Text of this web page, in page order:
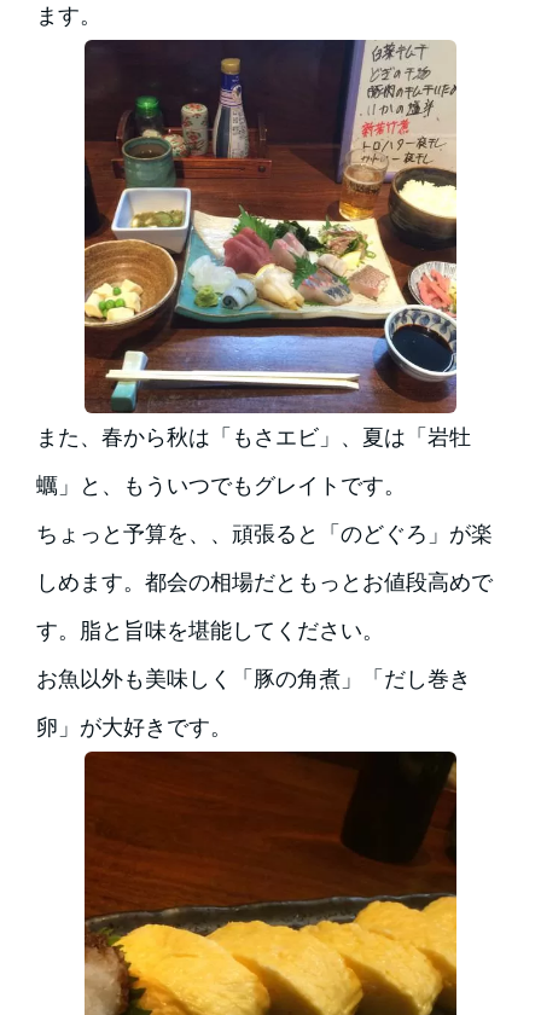
ます。
また、春から秋は「もさエビ」、夏は「岩牡
蠣」と、もういつでもグレイトです。
ちょっと予算を、、頑張ると「のどぐろ」が楽
しめます。都会の相場だともっとお値段高めで
す。脂と旨味を堪能してください。
お魚以外も美味しく「豚の角煮」「だし巻き
卵」が大好きです。